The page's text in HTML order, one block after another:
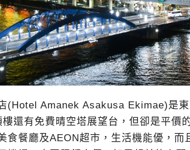
(Hotel Amanek Asakusa Ekimae)是
還有免費晴空塔展望台，但卻是平價
食餐廳及AEON超市，生活機能優，